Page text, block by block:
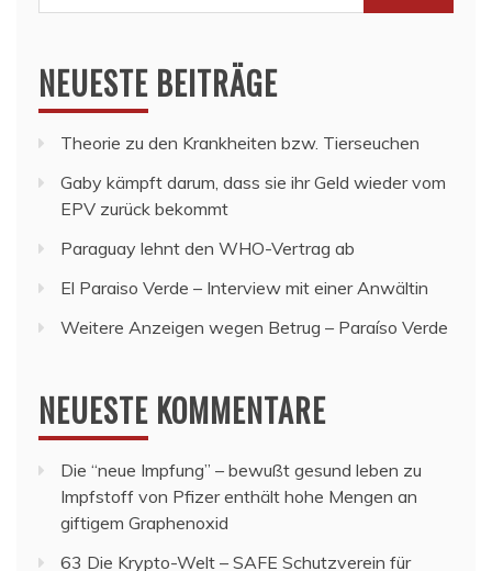
nach:
NEUESTE BEITRÄGE
Theorie zu den Krankheiten bzw. Tierseuchen
Gaby kämpft darum, dass sie ihr Geld wieder vom
EPV zurück bekommt
Paraguay lehnt den WHO-Vertrag ab
El Paraiso Verde – Interview mit einer Anwältin
Weitere Anzeigen wegen Betrug – Paraíso Verde
NEUESTE KOMMENTARE
Die “neue Impfung” – bewußt gesund leben zu
Impfstoff von Pfizer enthält hohe Mengen an
giftigem Graphenoxid
63 Die Krypto-Welt – SAFE Schutzverein für